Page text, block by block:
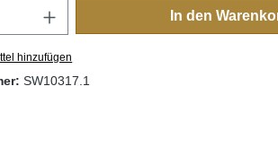
Anzahl: Gib den In den
hinzufügen
SW10317.1